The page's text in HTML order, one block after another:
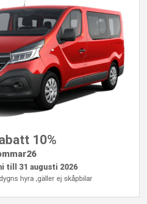
10%
till 31 augusti 2026
hyra ,gäller ej skåpbilar